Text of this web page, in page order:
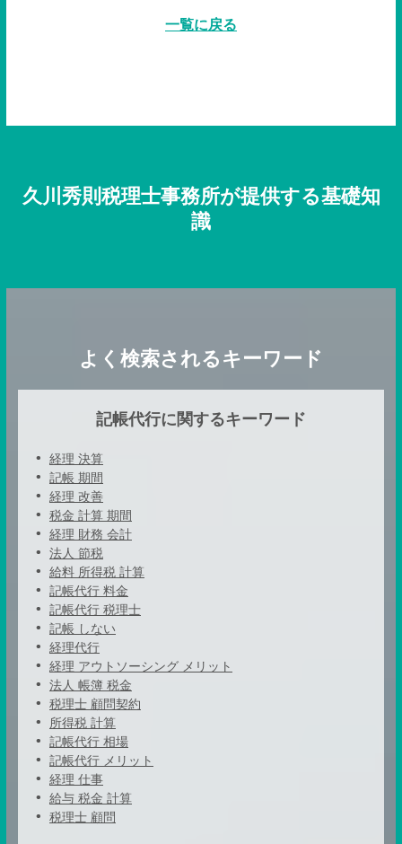
一覧に戻る
久川秀則税理士事務所が提供する基礎知
識
よく検索されるキーワード
記帳代行に関するキーワード
経理 決算
記帳 期間
経理 改善
税金 計算 期間
経理 財務 会計
法人 節税
給料 所得税 計算
記帳代行 料金
記帳代行 税理士
記帳 しない
経理代行
経理 アウトソーシング メリット
法人 帳簿 税金
税理士 顧問契約
所得税 計算
記帳代行 相場
記帳代行 メリット
経理 仕事
給与 税金 計算
税理士 顧問